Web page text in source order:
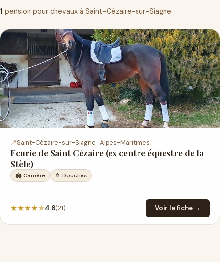
1 pension pour chevaux à Saint-Cézaire-sur-Siagne
📍Saint-Cézaire-sur-Siagne · Alpes-Maritimes
Ecurie de Saint Cézaire (ex centre équestre de la
Stèle)
🏟️ Carrière 🚿 Douches
★★★★★4.6(21) Voir la fiche →